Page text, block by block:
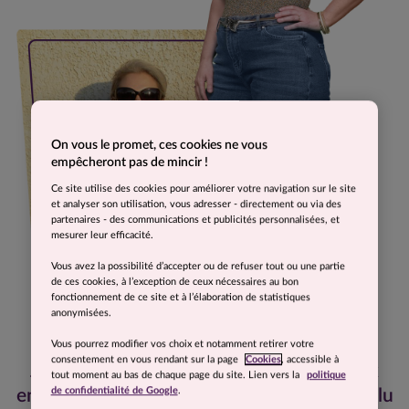
J’ai perdu 27 kilos, et aujourd’hui, je peux
enfin être la personne que j’ai toujours voulu
On vous le promet, ces cookies ne vous
empêcheront pas de mincir !
Ce site utilise des cookies pour améliorer votre navigation sur le site
et analyser son utilisation, vous adresser - directement ou via des
partenaires - des communications et publicités personnalisées, et
mesurer leur efficacité.
Vous avez la possibilité d’accepter ou de refuser tout ou une partie
de ces cookies, à l’exception de ceux nécessaires au bon
fonctionnement de ce site et à l’élaboration de statistiques
anonymisées.
Vous pourrez modifier vos choix et notamment retirer votre
consentement en vous rendant sur la page
Cookies, accessible à
tout moment au bas de chaque page du site. Lien vers la
politique
de confidentialité de Google.